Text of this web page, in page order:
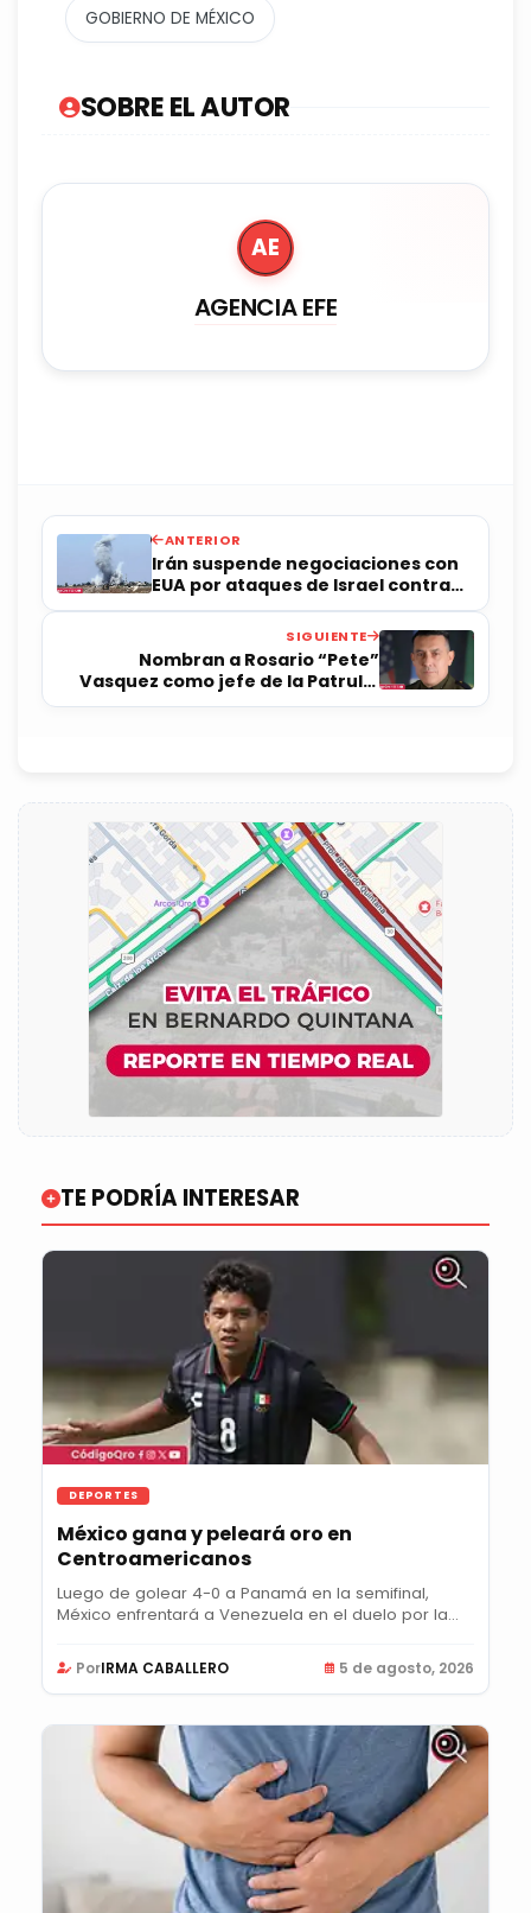
GOBIERNO DE MÉXICO
SOBRE EL AUTOR
AE
AGENCIA EFE
ANTERIOR
Irán suspende negociaciones con
EUA por ataques de Israel contra
Líbano
SIGUIENTE
Nombran a Rosario “Pete”
Vasquez como jefe de la Patrulla
Fronteriza
TE PODRÍA INTERESAR
DEPORTES
México gana y peleará oro en
Centroamericanos
Luego de golear 4-0 a Panamá en la semifinal,
México enfrentará a Venezuela en el duelo por la...
PorIRMA CABALLERO 5 de agosto, 2026